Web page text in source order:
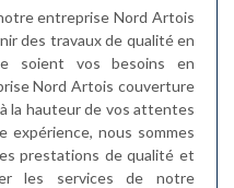
entreprise Nord Artois
des travaux de qualité en
soient vos besoins en
Nord Artois couverture
la hauteur de vos attentes
expérience, nous sommes
prestations de qualité et
les services de notre